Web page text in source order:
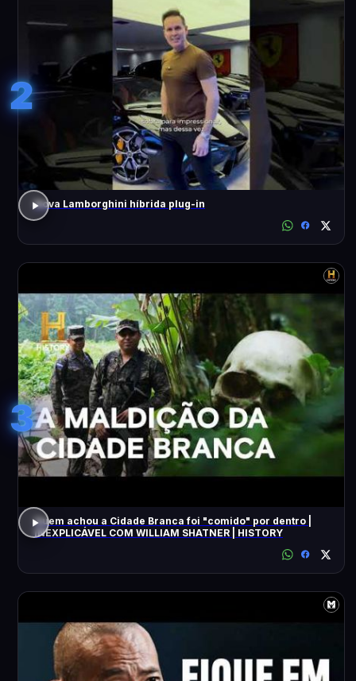
2
Nova Lamborghini híbrida plug-in
3
Quem achou a Cidade Branca foi "comido" por dentro |
INEXPLICÁVEL COM WILLIAM SHATNER | HISTORY